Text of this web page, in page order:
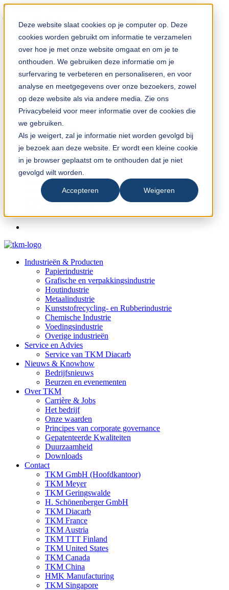
Deze website slaat cookies op je computer op. Deze
cookies worden gebruikt om informatie te verzamelen
over hoe je met onze website omgaat en om je te
onthouden. We gebruiken deze informatie om je
surfervaring te verbeteren en personaliseren, en voor
analyse en meetgegevens over onze bezoekers, zowel
op deze website als via andere media. Zie ons
Privacybeleid voor meer informatie over de cookies die
we gebruiken.
Als je weigert, zal je informatie niet worden gevolgd bij
je bezoek aan deze website. Er wordt een kleine cookie
in je browser geplaatst om te onthouden dat je niet
gevolgd wilt worden.
Accepteren Weigeren
Solution Finder
TKM App
nl
+31 (0) 10 45 999 45
TKM Diacarb B.V.
Hoofdweg 50
2908 LC Capelle a/d Ijssel, Niederlande
Industrieën & Producten
Papierindustrie
Grafische en verpakkingsindustrie
Houtindustrie
Metaalindustrie
Kunststofrecycling- en Rubberindustrie
Chemische Industrie
Voedingsindustrie
Overige industrieën
Service en Advies
Service van TKM Diacarb
Nieuws & Knowhow
Bedrijfsnieuws
Beurzen en evenementen
Over TKM
Carrière & Jobs
Het bedrijf
Onze waarden
Principes van corporate governance
Gepatenteerde Kwaliteiten
Duurzaamheid
Downloads
Contact
TKM GmbH (Hoofdkantoor)
TKM Meyer
TKM Geringswalde
H. Schönenberger GmbH
TKM Diacarb
TKM France
TKM Austria
TKM TTT Finland
TKM United States
TKM Canada
TKM China
HMK Manufacturing
TKM Singapore